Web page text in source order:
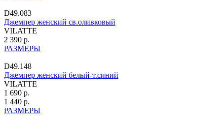
D49.083
Джемпер женский св.оливковый
VILATTE
2 390 р.
РАЗМЕРЫ
D49.148
Джемпер женский белый-т.синий
VILATTE
1 690 р.
1 440 р.
РАЗМЕРЫ